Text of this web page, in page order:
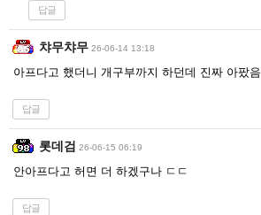
답글
챠무챠무 26-06-14 13:18
아프다고 했더니 개구부까지 하던데 진짜 아팠음
답글
롯데검 26-06-15 06:19
안아프다고 허면 더 하겠구나 ㄷㄷ
답글